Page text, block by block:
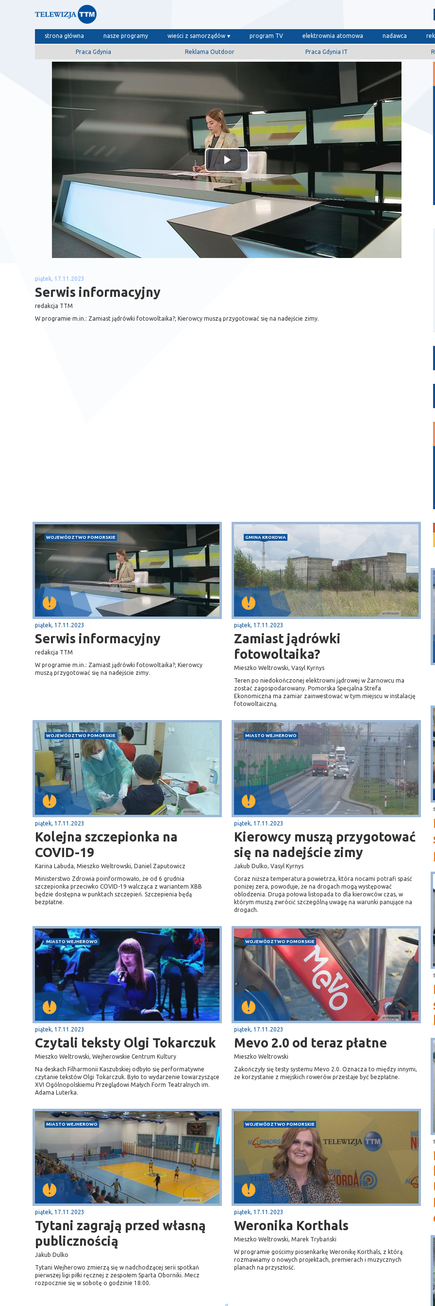
strona główna nasze programy wieści z samorządów program TV elektrownia atomowa nadawca
Praca Gdynia Reklama Outdoor Praca Gdynia IT
Odtwórz
wideo
piątek, 17.11.2023
Serwis informacyjny
redakcja TTM
W programie m.in.: Zamiast jądrówki fotowoltaika?; Kierowcy muszą przygotować się na nadejście zimy.
WOJEWÓDZTWO POMORSKIE
piątek, 17.11.2023
Serwis informacyjny
redakcja TTM
W programie m.in.: Zamiast jądrówki fotowoltaika?; Kierowcy
muszą przygotować się na nadejście zimy.
GMINA KROKOWA
piątek, 17.11.2023
Zamiast jądrówki
fotowoltaika?
Mieszko Weltrowski, Vasyl Kyrnys
Teren po niedokończonej elektrowni jądrowej w Żarnowcu ma
zostać zagospodarowany. Pomorska Specjalna Strefa
Ekonomiczna ma zamiar zainwestować w tym miejscu w instalację
fotowoltaiczną.
WOJEWÓDZTWO POMORSKIE
piątek, 17.11.2023
Kolejna szczepionka na
COVID-19
Karina Labuda, Mieszko Weltrowski, Daniel Zaputowicz
Ministerstwo Zdrowia poinformowało, że od 6 grudnia
szczepionka przeciwko COVID-19 walcząca z wariantem XBB
będzie dostępna w punktach szczepień. Szczepienia będą
bezpłatne.
MIASTO WEJHEROWO
piątek, 17.11.2023
Kierowcy muszą przygotować
się na nadejście zimy
Jakub Dulko, Vasyl Kyrnys
Coraz niższa temperatura powietrza, która nocami potrafi spaść
poniżej zera, powoduje, że na drogach mogą występować
oblodzenia. Druga połowa listopada to dla kierowców czas, w
którym muszą zwrócić szczególną uwagę na warunki panujące na
drogach.
MIASTO WEJHEROWO
piątek, 17.11.2023
Czytali teksty Olgi Tokarczuk
Mieszko Weltrowski, Wejherowskie Centrum Kultury
Na deskach Filharmonii Kaszubskiej odbyło się performatywne
czytanie tekstów Olgi Tokarczuk. Było to wydarzenie towarzyszące
XVI Ogólnopolskiemu Przeglądowi Małych Form Teatralnych im.
Adama Luterka.
WOJEWÓDZTWO POMORSKIE
piątek, 17.11.2023
Mevo 2.0 od teraz płatne
Mieszko Weltrowski
Zakończyły się testy systemu Mevo 2.0. Oznacza to między innymi,
że korzystanie z miejskich rowerów przestaje być bezpłatne.
MIASTO WEJHEROWO
piątek, 17.11.2023
Tytani zagrają przed własną
publicznością
Jakub Dulko
Tytani Wejherowo zmierzą się w nadchodzącej serii spotkań
pierwszej ligi piłki ręcznej z zespołem Sparta Oborniki. Mecz
rozpocznie się w sobotę o godzinie 18:00.
WOJEWÓDZTWO POMORSKIE
piątek, 17.11.2023
Weronika Korthals
Mieszko Weltrowski, Marek Trybański
W programie gościmy piosenkarkę Weronikę Korthals, z którą
rozmawiamy o nowych projektach, premierach i muzycznych
planach na przyszłość.
krajową nr 6
Sopot
plaża
Puck
Przystań, molo